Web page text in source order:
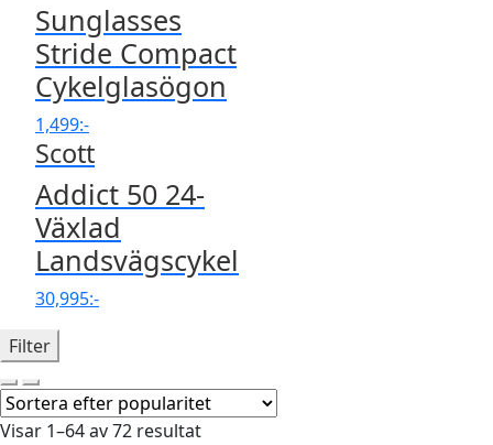
Sunglasses
Stride Compact
Cykelglasögon
1,499:-
Scott
Addict 50 24-
Växlad
Landsvägscykel
30,995:-
Filter
Visar 1–64 av 72 resultat